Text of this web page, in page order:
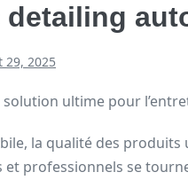
29, 2025
ultime pour
la qualité des produits
professionnels se